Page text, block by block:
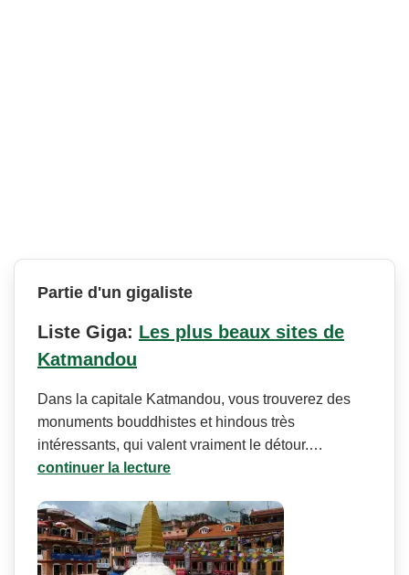
Partie d'un gigaliste
Liste Giga: Les plus beaux sites de
Katmandou
Dans la capitale Katmandou, vous trouverez des
monuments bouddhistes et hindous très
intéressants, qui valent vraiment le détour.…
continuer la lecture